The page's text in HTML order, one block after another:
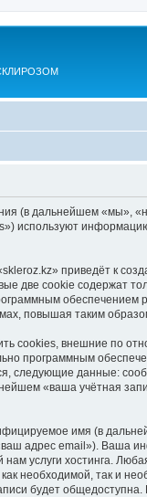
(в дальнейшем «мы»,
используют
приведёт к
две cookie содержат
повышая таким
cookies, внешние по
программным
следующие данные:
«ваша учётная
имя (в
адрес email»). Ваша
услуги хостинга.
необходимой, так и
будет общедоступна.